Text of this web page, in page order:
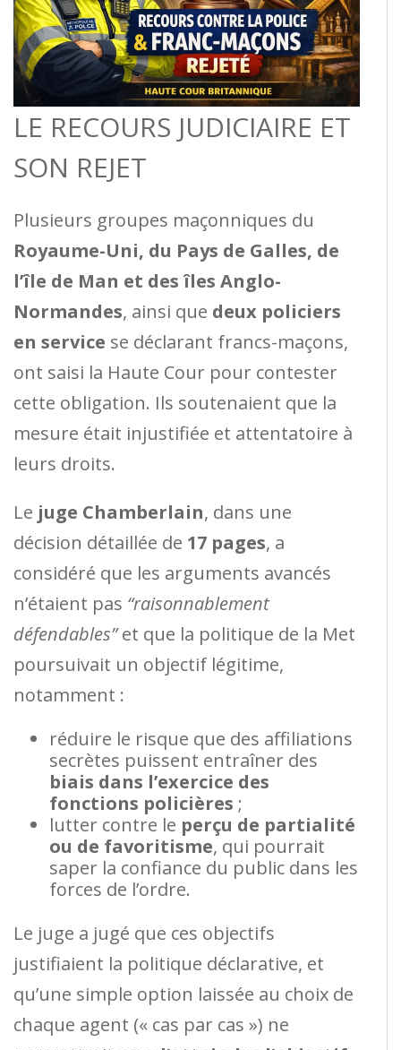
LE RECOURS JUDICIAIRE ET
SON REJET
Plusieurs groupes maçonniques du
Royaume-Uni, du Pays de Galles, de
l’île de Man et des îles Anglo-
Normandes, ainsi que deux policiers
en service se déclarant francs-maçons,
ont saisi la Haute Cour pour contester
cette obligation. Ils soutenaient que la
mesure était injustifiée et attentatoire à
leurs droits.
Le juge Chamberlain, dans une
décision détaillée de 17 pages, a
considéré que les arguments avancés
n’étaient pas “raisonnablement
défendables”et que la politique de la Met
poursuivait un objectif légitime,
notamment :
réduire le risque que des affiliations
secrètes puissent entraîner des
biais dans l’exercice des
fonctions policières ;
lutter contre le perçu de partialité
ou de favoritisme, qui pourrait
saper la confiance du public dans les
forces de l’ordre.
Le juge a jugé que ces objectifs
justifiaient la politique déclarative, et
qu’une simple option laissée au choix de
chaque agent (« cas par cas ») ne